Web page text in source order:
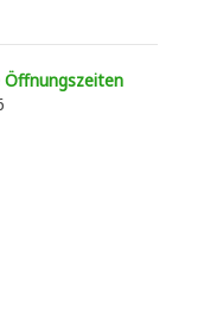
Öffnungszeiten